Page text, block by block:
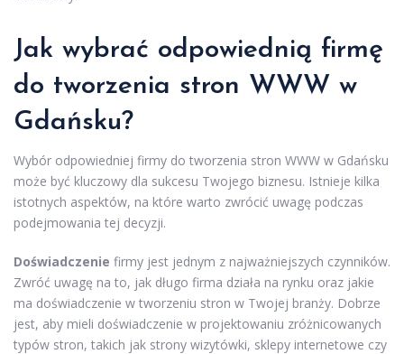
Jak wybrać odpowiednią firmę
do tworzenia stron WWW w
Gdańsku?
Wybór odpowiedniej firmy do tworzenia stron WWW w Gdańsku
może być kluczowy dla sukcesu Twojego biznesu. Istnieje kilka
istotnych aspektów, na które warto zwrócić uwagę podczas
podejmowania tej decyzji.
Doświadczenie firmy jest jednym z najważniejszych czynników.
Zwróć uwagę na to, jak długo firma działa na rynku oraz jakie
ma doświadczenie w tworzeniu stron w Twojej branży. Dobrze
jest, aby mieli doświadczenie w projektowaniu zróżnicowanych
typów stron, takich jak strony wizytówki, sklepy internetowe czy